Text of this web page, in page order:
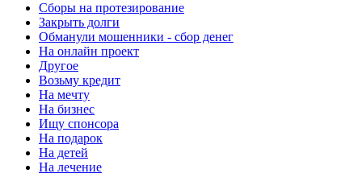
Сборы на протезирование
Закрыть долги
Обманули мошенники - сбор денег
На онлайн проект
Другое
Возьму кредит
На мечту
На бизнес
Ищу спонсора
На подарок
На детей
На лечение